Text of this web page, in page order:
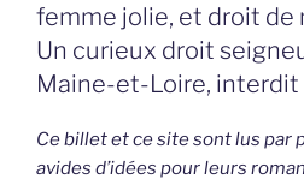
femme jolie, et droit de
Un curieux droit
Maine-et-Loire, interdit
Ce billet et ce site sont lus par
avides d’idées pour leurs